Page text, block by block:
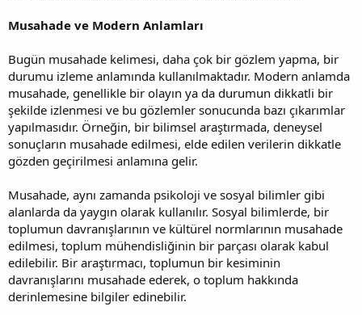
Musahade ve Modern Anlamları
Bugün musahade kelimesi, daha çok bir gözlem yapma, bir
durumu izleme anlamında kullanılmaktadır. Modern anlamda
musahade, genellikle bir olayın ya da durumun dikkatli bir
şekilde izlenmesi ve bu gözlemler sonucunda bazı çıkarımlar
yapılmasıdır. Örneğin, bir bilimsel araştırmada, deneysel
sonuçların musahade edilmesi, elde edilen verilerin dikkatle
gözden geçirilmesi anlamına gelir.
Musahade, aynı zamanda psikoloji ve sosyal bilimler gibi
alanlarda da yaygın olarak kullanılır. Sosyal bilimlerde, bir
toplumun davranışlarının ve kültürel normlarının musahade
edilmesi, toplum mühendisliğinin bir parçası olarak kabul
edilebilir. Bir araştırmacı, toplumun bir kesiminin
davranışlarını musahade ederek, o toplum hakkında
derinlemesine bilgiler edinebilir.